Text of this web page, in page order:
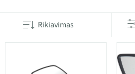
Rikiavimas